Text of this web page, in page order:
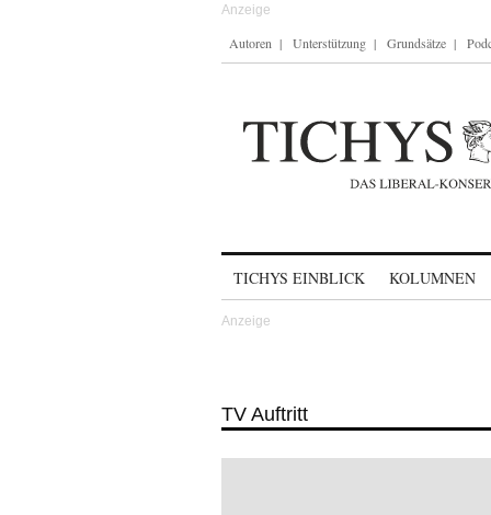
Autoren Unterstützung Grundsätze
TICHYS EINBLICK KOLUMNEN
TV Auftritt